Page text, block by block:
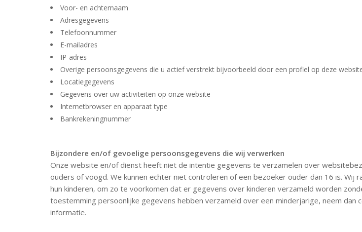
Voor- en achternaam
Adresgegevens
Telefoonnummer
E-mailadres
IP-adres
Overige persoonsgegevens die u actief verstrekt bijvoorbeeld door een profiel op deze
Locatiegegevens
Gegevens over uw activiteiten op onze website
Internetbrowser en apparaat type
Bankrekeningnummer
Bijzondere en/of gevoelige persoonsgegevens die wij verwerken
Onze website en/of dienst heeft niet de intentie gegevens te verzamelen over
ouders of voogd. We kunnen echter niet controleren of een bezoeker ouder dan 16 is. Wij
hun kinderen, om zo te voorkomen dat er gegevens over kinderen verzameld worden
toestemming persoonlijke gegevens hebben verzameld over een minderjarige, neem dan
informatie.